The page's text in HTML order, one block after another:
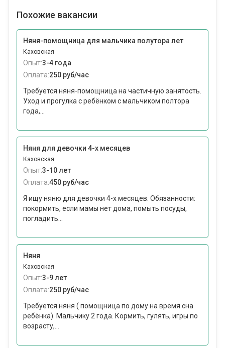
Похожие вакансии
Няня-помощница для мальчика полутора лет
Каховская
Опыт:3-4 года
Оплата:250 руб/час
Требуется няня-помощница на частичную занятость.
Уход и прогулка с ребёнком с мальчиком полтора
года,...
Няня для девочки 4-х месяцев
Каховская
Опыт:3-10 лет
Оплата:450 руб/час
Я ищу няню для девочки 4-х месяцев. Обязанности:
покормить, если мамы нет дома, помыть посуды,
погладить...
Няня
Каховская
Опыт:3-9 лет
Оплата:250 руб/час
Требуется няня ( помощница по дому на время сна
ребёнка). Мальчику 2 года. Кормить, гулять, игры по
возрасту,...